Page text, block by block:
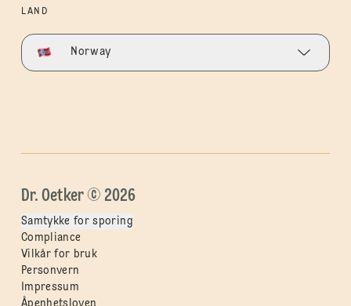
LAND
Norway
Dr. Oetker © 2026
Samtykke for sporing
Compliance
Vilkår for bruk
Personvern
Impressum
Åpenhetsloven